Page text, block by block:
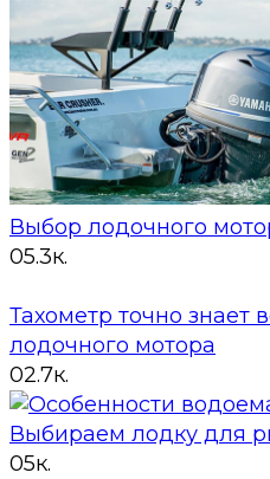
Выбор лодочного
05.3к.
Тахометр точно знает
лодочного мотора
02.7к.
Выбираем лодку для
05к.